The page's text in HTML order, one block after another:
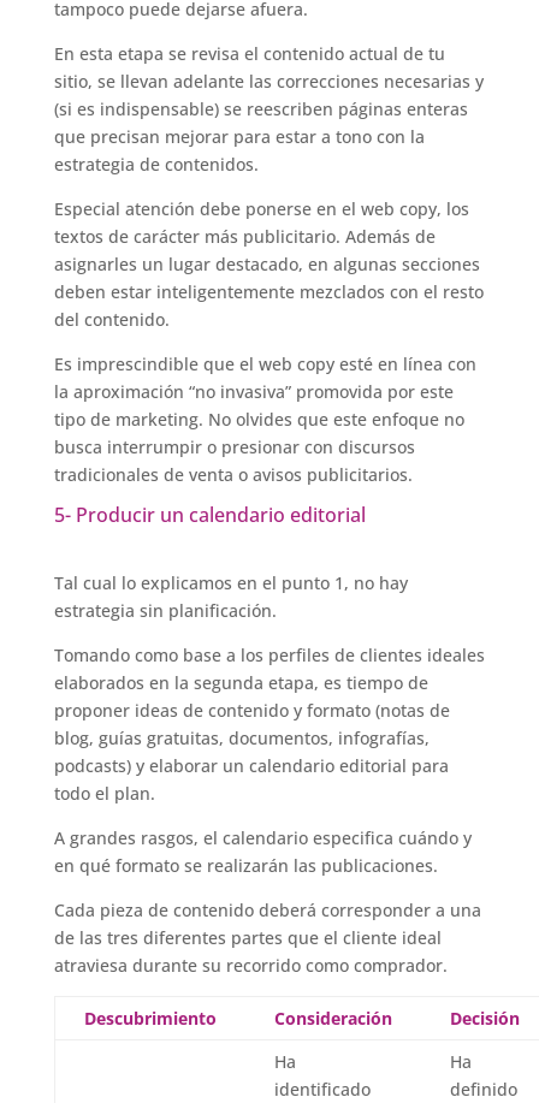
tampoco puede dejarse afuera.
En esta etapa se revisa el contenido actual de tu
sitio, se llevan adelante las correcciones necesarias y
(si es indispensable) se reescriben páginas enteras
que precisan mejorar para estar a tono con la
estrategia de contenidos.
Especial atención debe ponerse en el web copy, los
textos de carácter más publicitario. Además de
asignarles un lugar destacado, en algunas secciones
deben estar inteligentemente mezclados con el resto
del contenido.
Es imprescindible que el web copy esté en línea con
la aproximación “no invasiva” promovida por este
tipo de marketing. No olvides que este enfoque no
busca interrumpir o presionar con discursos
tradicionales de venta o avisos publicitarios.
5- Producir un calendario editorial
Tal cual lo explicamos en el punto 1, no hay
estrategia sin planificación.
Tomando como base a los perfiles de clientes ideales
elaborados en la segunda etapa, es tiempo de
proponer ideas de contenido y formato (notas de
blog, guías gratuitas, documentos, infografías,
podcasts) y elaborar un calendario editorial para
todo el plan.
A grandes rasgos, el calendario especifica cuándo y
en qué formato se realizarán las publicaciones.
Cada pieza de contenido deberá corresponder a una
de las tres diferentes partes que el cliente ideal
atraviesa durante su recorrido como comprador.
Descubrimiento Consideración Decisión
Ha
identificado
Ha
definido